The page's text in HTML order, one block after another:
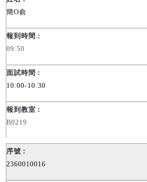
簡O俞
09:50
10:00-10:30
B0219
2360010016